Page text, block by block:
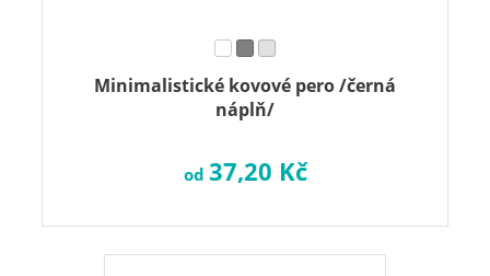
Minimalistické kovové pero /černá
náplň/
od 37,20 Kč